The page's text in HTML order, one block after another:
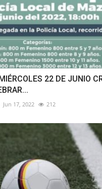
22 DE JUNIO
Jun 17, 2022 212